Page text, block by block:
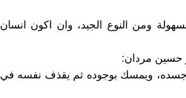
ومن النوع الجيد، وان اكون انسان
حسين مردان:
جسده، ويمسك بوجوده ثم يقذف نفسه في